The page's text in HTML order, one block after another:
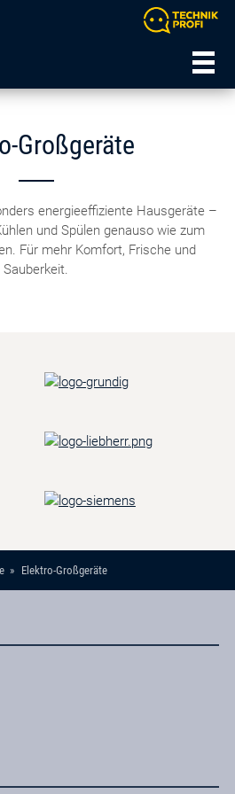
Großgeräte
energieeffiziente Hausgeräte –
und Spülen genauso wie zum
Für mehr Komfort, Frische und
Sauberkeit.
Elektro-Großgeräte